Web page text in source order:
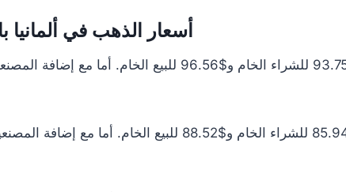
أسعار الذهب في ألمانيا